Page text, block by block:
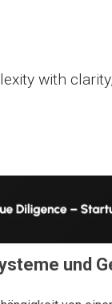
with
und